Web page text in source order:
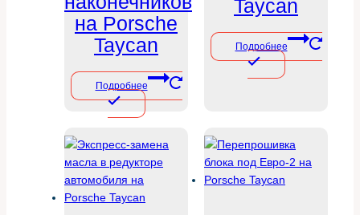
на Porsche
Taycan
Подробнее
Taycan
Подробнее